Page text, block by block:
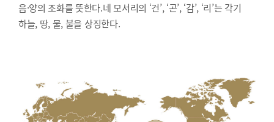
음·양의 조화를 뜻한다.네 모서리의 ‘건’, ‘곤’, ‘감’, ‘리’는 각기
하늘, 땅, 물, 불을 상징한다.